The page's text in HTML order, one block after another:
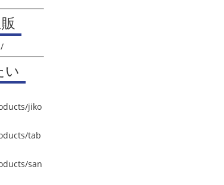
い
jiko
tab
san